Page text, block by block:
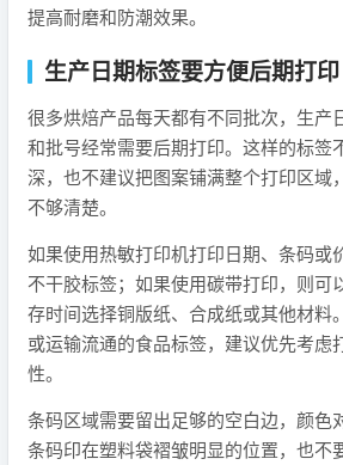
提高耐磨和防潮效果。
生产日期标签要方便后期打印
很多烘焙产品每天都有不同批次，生产
和批号经常需要后期打印。这样的标签
深，也不建议把图案铺满整个打印区域
不够清楚。
如果使用热敏打印机打印日期、条码或
不干胶标签；如果使用碳带打印，则可
存时间选择铜版纸、合成纸或其他材料
或运输流通的食品标签，建议优先考虑
性。
条码区域需要留出足够的空白边，颜色
条码印在塑料袋褶皱明显的位置，也不